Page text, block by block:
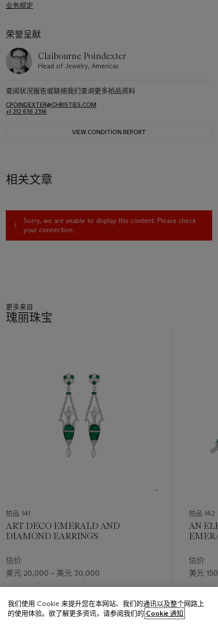
业务规定
荣誉呈献
Claibourne Poindexter
Head of Jewelry, Americas
查阅状况报告或联络我们查询更多拍品资料
CPOINDEXTER@CHRISTIES.COM
+1 212 636 2316
VIEW CONDITION REPORT
相关文章
Sorry, we are unable to display this content. Please check
your connection.
更多来自
瑰丽珠宝
拍品 141
ART DECO EMERALD AND
DIAMOND EARRINGS
估价
美元 20,000 – 美元 30,000
美元 107,950
拍品 142
AN
估价
美元
美元
我们使用 Cookie 来提升您在本网站、我们的通讯以及整个网路上
的使用体验。欲了解更多资讯，请参阅我们的 Cookie 通知